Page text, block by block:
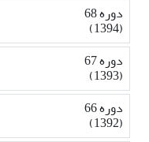
دوره 68
(1394)
دوره 67
(1393)
دوره 66
(1392)